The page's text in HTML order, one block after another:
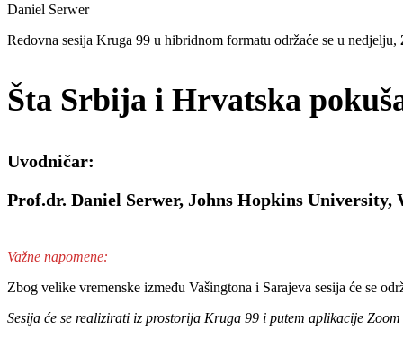
Daniel Serwer
Redovna sesija Kruga 99 u hibridnom formatu održaće se u nedjelju,
Šta Srbija i Hrvatska
Uvodničar:
Prof.dr. Daniel Serwer, Johns Hopkins University,
Važne napomene:
Zbog velike vremenske između Vašingtona i Sarajeva sesija će se
Sesija će se realizirati iz prostorija Kruga 99 i putem aplikacije